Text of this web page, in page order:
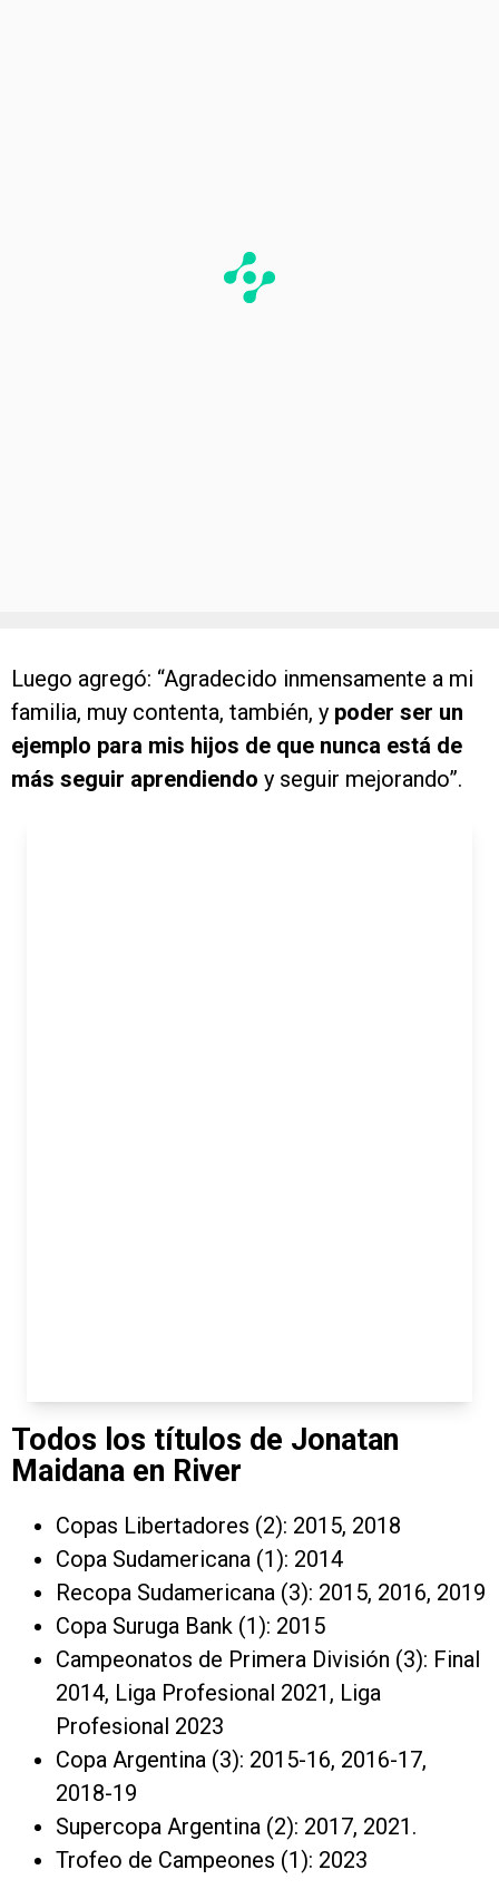
Luego agregó: “Agradecido inmensamente a mi
familia, muy contenta, también, y poder ser un
ejemplo para mis hijos de que nunca está de
más seguir aprendiendo y seguir mejorando”.
Todos los títulos de Jonatan
Maidana en River
Copas Libertadores (2): 2015, 2018
Copa Sudamericana (1): 2014
Recopa Sudamericana (3): 2015, 2016, 2019
Copa Suruga Bank (1): 2015
Campeonatos de Primera División (3): Final
2014, Liga Profesional 2021, Liga
Profesional 2023
Copa Argentina (3): 2015-16, 2016-17,
2018-19
Supercopa Argentina (2): 2017, 2021.
Trofeo de Campeones (1): 2023